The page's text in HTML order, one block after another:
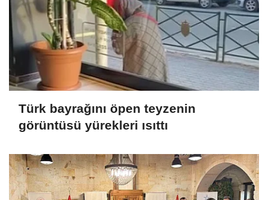
Türk bayrağını öpen teyzenin
görüntüsü yürekleri ısıttı